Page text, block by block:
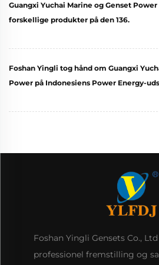
Guangxi Yuchai Marine og Genset
forskellige produkter på den 136.
Foshan Yingli tog hånd om Guangxi
Power på Indonesiens Power Energy-
Foshan Yingli Gensets Co.,
professionel fremstilling og